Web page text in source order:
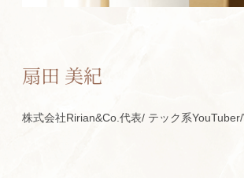
扇田 美紀
株式会社Ririan&Co.代表/ テック系